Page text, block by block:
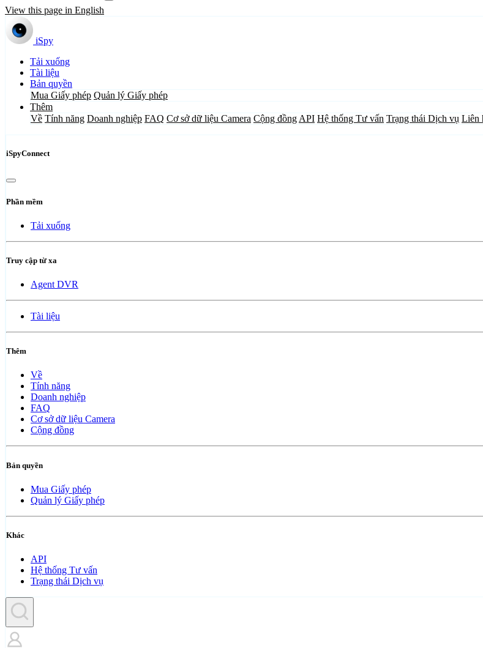
View this page in English
iSpy
Tải xuống
Tài liệu
Bản quyền
Mua Giấy phép Quản lý Giấy phép
Thêm
Về Tính năng Doanh nghiệp FAQ Cơ sở dữ liệu Camera Cộng đồng API Hệ thống Tư vấn Trạng thái Dịch vụ Liên
iSpyConnect
Phần mềm
Tải xuống
Truy cập từ xa
Agent DVR
Tài liệu
Thêm
Về
Tính năng
Doanh nghiệp
FAQ
Cơ sở dữ liệu Camera
Cộng đồng
Bản quyền
Mua Giấy phép
Quản lý Giấy phép
Khác
API
Hệ thống Tư vấn
Trạng thái Dịch vụ